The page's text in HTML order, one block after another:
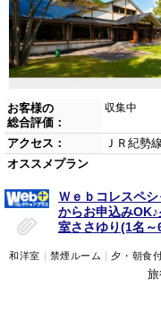
お客様の
総合評価：
収集中
アクセス：
ＪＲ紀勢
オススメプラン
Ｗｅｂコレスペ
からお申込み
室ささゆり(1名～
和洋室 禁煙ルーム 夕・朝食